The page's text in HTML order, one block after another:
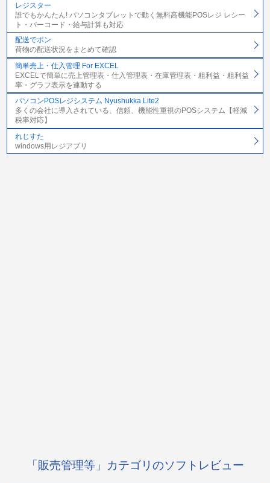
レジスター
誰でもかんたん! パソコンタブレットで動く無料高機能POSレジ レシー
ト・バーコード・給与計算も対応
配送でポン
荷物の配送状況をまとめて確認
簡単売上・仕入管理 For EXCEL
EXCELで簡単に売上管理表・仕入管理表・在庫管理表・粗利益・粗利益
率・グラフ表示を連動する
パソコンPOSレジシステム Nyushukka Lite2
多くの会社に導入されている、信頼、機能性重視のPOSシステム【軽減
税率対応】
れじすた
windows用レジアプリ
「販売管理等」カテゴリのソフトレビュー